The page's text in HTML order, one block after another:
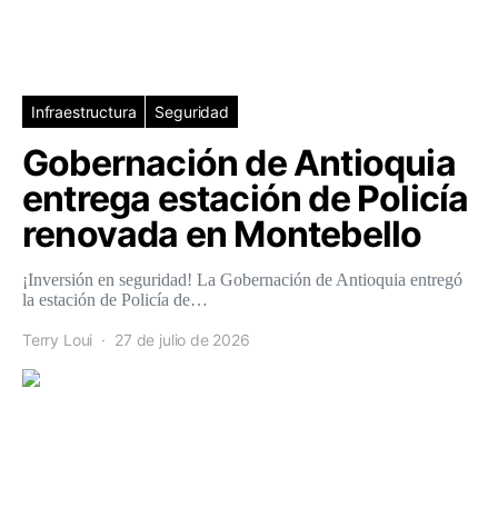
Infraestructura Seguridad
Gobernación de Antioquia
entrega estación de Policía
renovada en Montebello
¡Inversión en seguridad! La Gobernación de Antioquia entregó
la estación de Policía de…
Terry Loui 27 de julio de 2026